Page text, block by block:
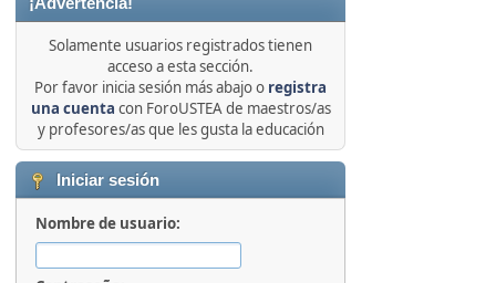
Solamente usuarios registrados tienen
acceso a esta sección.
Por favor inicia sesión más abajo o registra
una cuenta con ForoUSTEA de maestros/as
y profesores/as que les gusta la educación
Iniciar sesión
Nombre de usuario: